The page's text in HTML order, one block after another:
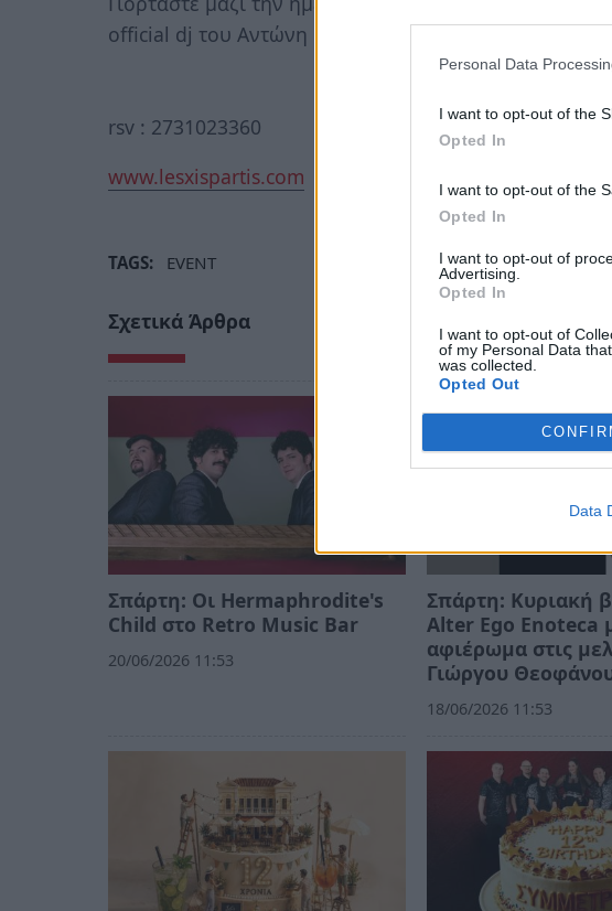
Personal Data
I want to opt-out of the
Opted In
I want to opt-out of the
Opted In
I want to opt-out of
Advertising.
Opted In
I want to opt-out of
of my Personal Data
was collected.
Opted Out
Data
official dj του Αντώνη Ρέμου. Μαζί του ο Σπαρτιάτης
rsv : 2731023360
www.lesxispartis.com
TAGS: EVENT
Σχετικά Άρθρα
Σπάρτη: Οι Hermaphrodite's
Child στο Retro Music Bar
20/06/2026 11:53
Σπάρτη: Κυριακή
Alter Ego Enoteca
αφιέρωμα στις
Γιώργου
18/06/2026 11:53